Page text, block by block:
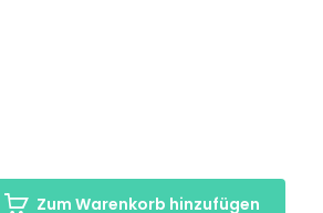
Zum Warenkorb hinzufügen